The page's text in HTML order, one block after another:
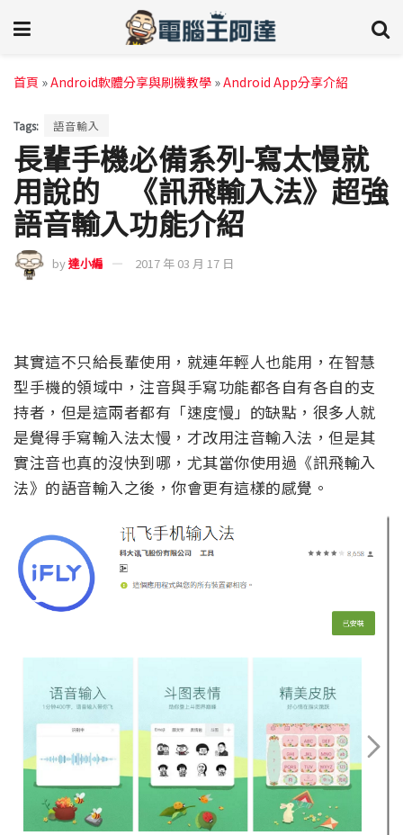
首頁 »Android軟體分享與刷機教學 »Android App分享介紹
Tags: 語音輸入
長輩手機必備系列-寫太慢就
用說的 《訊飛輸入法》超強
語音輸入功能介紹
by達小編 2017 年 03 月 17 日
其實這不只給長輩使用，就連年輕人也能用，在智慧
型手機的領域中，注音與手寫功能都各自有各自的支
持者，但是這兩者都有「速度慢」的缺點，很多人就
是覺得手寫輸入法太慢，才改用注音輸入法，但是其
實注音也真的沒快到哪，尤其當你使用過《訊飛輸入
法》的語音輸入之後，你會更有這樣的感覺。